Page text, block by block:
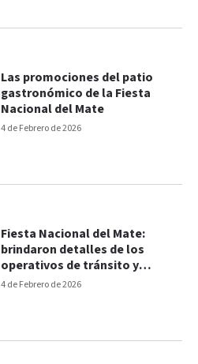
4 de Febrero de 2026
Las promociones del patio
gastronómico de la Fiesta
Nacional del Mate
4 de Febrero de 2026
Fiesta Nacional del Mate:
brindaron detalles de los
operativos de tránsito y
limpieza